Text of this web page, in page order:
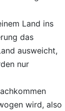
Land ins
das
ausweicht,
nur
wird, also